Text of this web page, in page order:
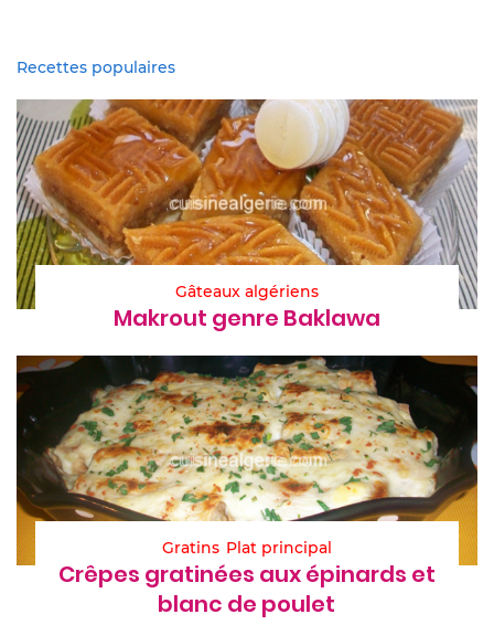
Recettes populaires
Gâteaux algériens
Makrout genre Baklawa
Gratins Plat principal
Crêpes gratinées aux épinards et
blanc de poulet